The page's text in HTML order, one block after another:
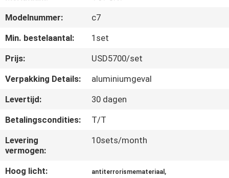
FABRIEKSREIS
CONTACTEER
ONS
OM EEN
CITAAT
Modelnummer:
c7
Min. bestelaantal:
1set
Prijs:
USD5700/set
Verpakking Details:
aluminiumgeval
Levertijd:
30 dagen
Betalingscondities:
T/T
Levering
vermogen:
10sets/month
Hoog licht: antiterrorismemateriaal ,